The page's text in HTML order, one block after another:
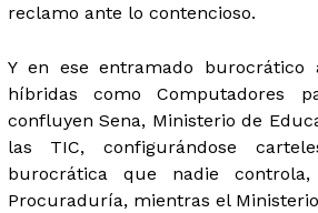
reclamo ante lo contencioso.
Y en ese entramado burocrático
híbridas como Computadores
confluyen Sena, Ministerio de
las TIC, configurándose
burocrática que nadie
Procuraduría, mientras el